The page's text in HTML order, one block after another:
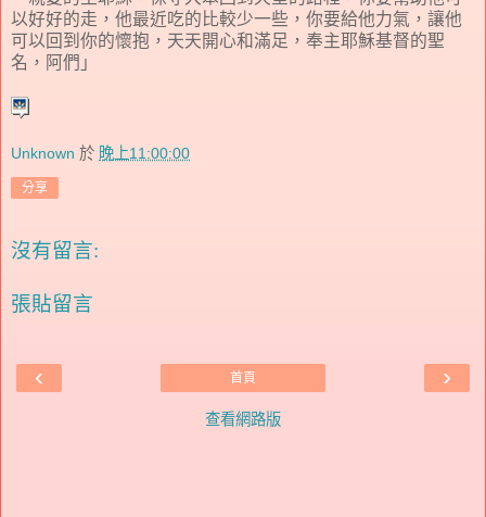
以好好的走，他最近吃的比較少一些，你要給他力氣，讓他
可以回到你的懷抱，天天開心和滿足，奉主耶穌基督的聖
名，阿們」
Unknown 於 晚上11:00:00
分享
沒有留言:
張貼留言
‹ ›
首頁
查看網路版